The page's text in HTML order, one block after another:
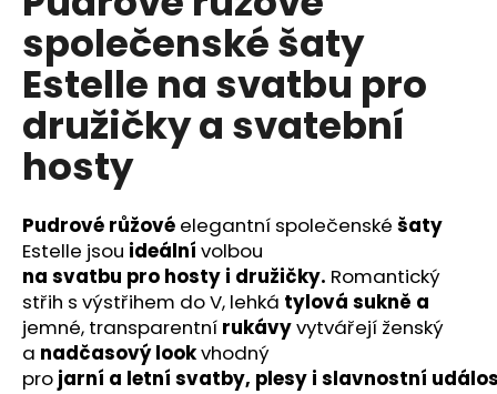
společenské šaty
Estelle na svatbu pro
družičky a svatební
hosty
Pudrové růžové elegantní společenské šaty
Estelle jsou ideální volbou
na svatbu pro hosty i družičky. Romantický
střih s výstřihem do V, lehká tylová sukně a
jemné, transparentní rukávyvytvářejí ženský
a nadčasový lookvhodný
pro jarní a letní svatby, plesy i slavnostní
u
j
e
m
e
ŠATY
ADRIANA
S
PÁSKEM
NA
SVATBY,
PROMOCE
I
OSLAVY